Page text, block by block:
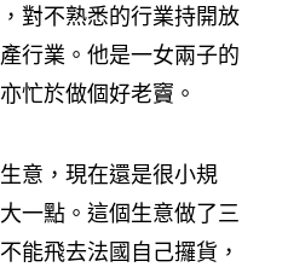
對不熟悉的行業持開放
行業。他是一女兩子的
忙於做個好老竇。
意，現在還是很小規
一點。這個生意做了三
能飛去法國自己攞貨，